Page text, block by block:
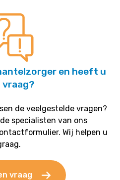
en heeft u
vraag?
de veelgestelde vragen?
specialisten van ons
Wij helpen u
vraag